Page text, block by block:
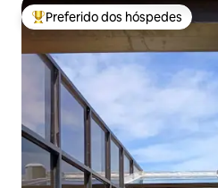
Entre os melhores preferidos
Preferido dos hóspedes